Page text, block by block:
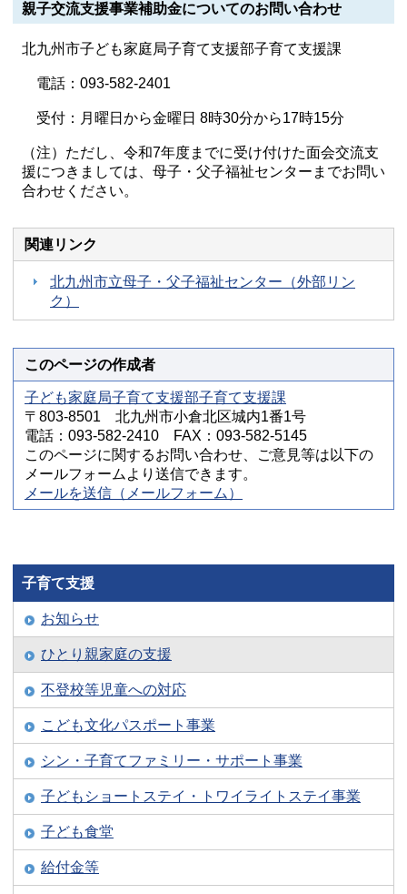
親子交流支援事業補助金についてのお問い合わせ
北九州市子ども家庭局子育て支援部子育て支援課
電話：093-582-2401
受付：月曜日から金曜日 8時30分から17時15分
（注）ただし、令和7年度までに受け付けた面会交流支
援につきましては、母子・父子福祉センターまでお問い
合わせください。
関連リンク
北九州市立母子・父子福祉センター（外部リン
ク）
このページの作成者
子ども家庭局子育て支援部子育て支援課
〒803-8501 北九州市小倉北区城内1番1号
電話：093-582-2410 FAX：093-582-5145
このページに関するお問い合わせ、ご意見等は以下の
メールフォームより送信できます。
メールを送信（メールフォーム）
子育て支援
お知らせ
ひとり親家庭の支援
不登校等児童への対応
こども文化パスポート事業
シン・子育てファミリー・サポート事業
子どもショートステイ・トワイライトステイ事業
子ども食堂
給付金等